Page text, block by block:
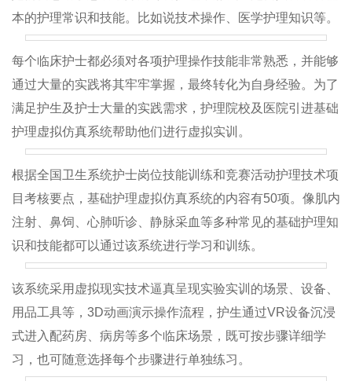
本的护理常识和技能。比如说技术操作、医学护理知识等。
每个临床护士都必须对各项护理操作技能非常熟悉，并能够
通过大量的实践将其牢牢掌握，最终转化为自身经验。为了
满足护生及护士大量的实践需求，护理院校及医院引进基础
护理虚拟仿真系统帮助他们进行虚拟实训。
根据全国卫生系统护士岗位技能训练和竞赛活动护理技术项
目考核要点，基础护理虚拟仿真系统的内容有50项。像肌内
注射、鼻饲、心肺听诊、静脉采血等多种常见的基础护理知
识和技能都可以通过该系统进行学习和训练。
该系统采用虚拟现实技术逼真呈现实验实训的场景、设备、
用品工具等，3D动画演示操作流程，护生通过VR设备沉浸
式进入配药房、病房等多个临床场景，既可按步骤详细学
习，也可随意选择每个步骤进行单独练习。